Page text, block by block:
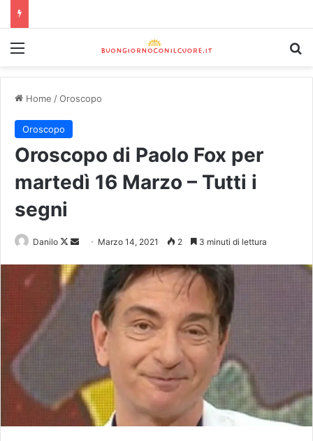
Home /Oroscopo
Oroscopo
Oroscopo di Paolo Fox per
martedì 16 Marzo – Tutti i
segni
Danilo Marzo 14, 2021 2 3 minuti di lettura